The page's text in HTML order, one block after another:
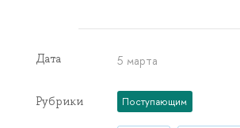
Дата 5 марта
Рубрики Поступающим